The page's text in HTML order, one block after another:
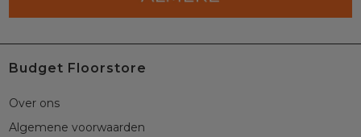
Budget Floorstore
Over ons
Algemene voorwaarden